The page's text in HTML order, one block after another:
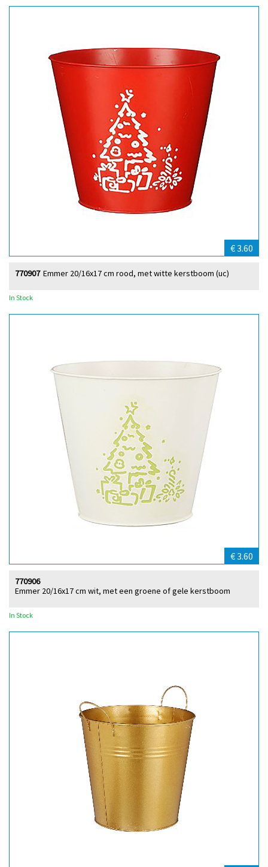
€ 3.60
Emmer 20/16x17 cm rood, met witte kerstboom (uc)
770907
In Stock
€ 3.60
Emmer 20/16x17 cm wit, met een groene of gele kerstboom
770906
In Stock